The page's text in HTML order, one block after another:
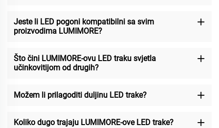
Jeste li LED pogoni kompatibilni sa svim
proizvodima LUMIMORE?
Što čini LUMIMORE-ovu LED traku svjetla
učinkovitijom od drugih?
Možem li prilagoditi duljinu LED trake?
Koliko dugo trajaju LUMIMORE-ove LED trake?